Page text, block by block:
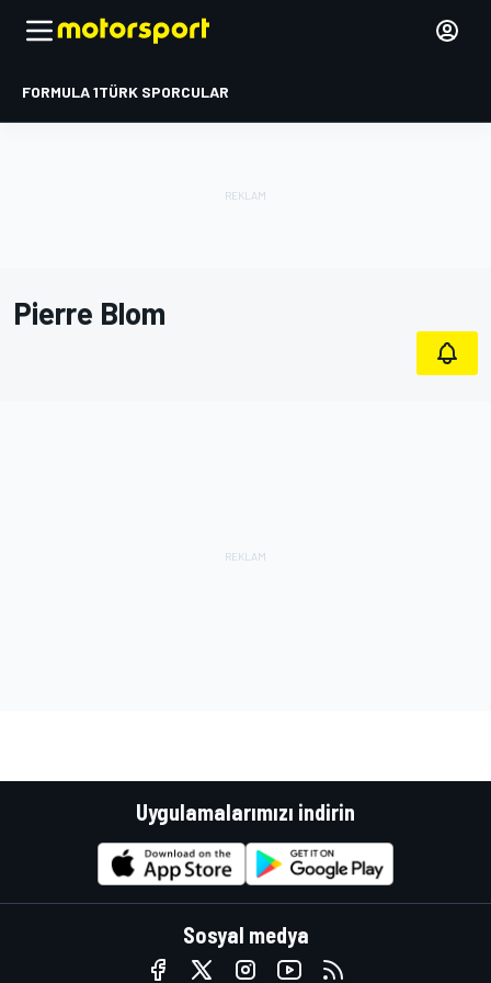
FORMULA 1TÜRK SPORCULAR
Pierre Blom
Uygulamalarımızı indirin
Sosyal medya